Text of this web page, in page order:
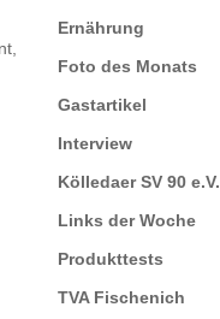
Ernährung
Foto des Monats
Gastartikel
Interview
Kölledaer SV 90 e.V.
Links der Woche
Produkttests
TVA Fischenich